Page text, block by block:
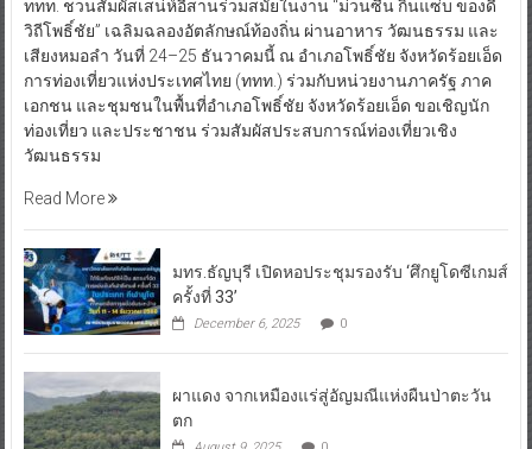
ททท. ชวนสัมผัสเสน่ห์อีสานร่วมสมัยในงาน “ม่วนซื่น กินแซ่บ ของดี
วิถีโพธิ์ชัย” เฉลิมฉลองอัตลักษณ์ท้องถิ่น ผ่านอาหาร วัฒนธรรม และ
เสียงหมอลำ วันที่ 24–25 ธันวาคมนี้ ณ อำเภอโพธิ์ชัย จังหวัดร้อยเอ็ด
การท่องเที่ยวแห่งประเทศไทย (ททท.) ร่วมกับหน่วยงานภาครัฐ ภาค
เอกชน และชุมชนในพื้นที่อำเภอโพธิ์ชัย จังหวัดร้อยเอ็ด ขอเชิญนัก
ท่องเที่ยว และประชาชน ร่วมสัมผัสประสบการณ์ท่องเที่ยวเชิง
วัฒนธรรม
Read More
มทร.ธัญบุรี เปิดหอประชุมรองรับ ‘ศึกยูโดซีเกมส์
ครั้งที่ 33’
December 6, 2025 0
ผาแดง จากเหมืองแร่สู่อัญมณีแห่งผืนป่าตะวัน
ตก